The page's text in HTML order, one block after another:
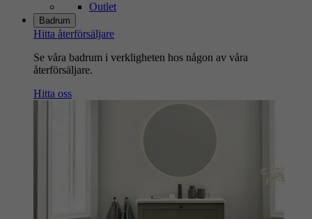
Outlet
Badrum
Hitta återförsäljare
Se våra badrum i verkligheten hos någon av våra
återförsäljare.
Hitta oss